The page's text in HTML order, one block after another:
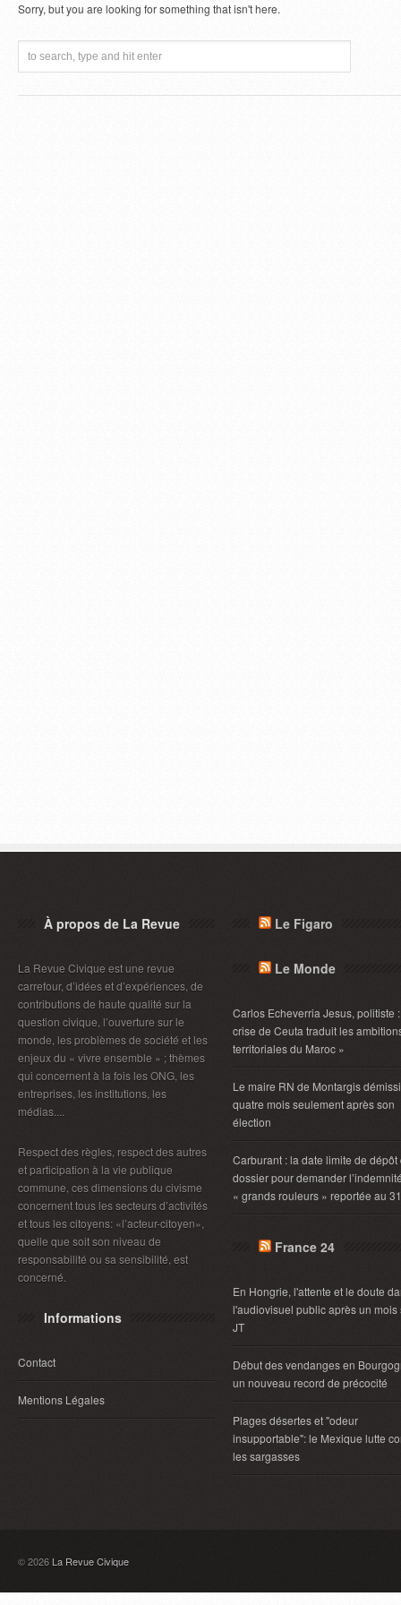
Sorry, but you are looking for something that isn't here.
À propos de La Revue
La Revue Civique est une revue
carrefour, d’idées et d’expériences, de
contributions de haute qualité sur la
question civique, l’ouverture sur le
monde, les problèmes de société et les
enjeux du « vivre ensemble » ; thèmes
qui concernent à la fois les ONG, les
entreprises, les institutions, les
médias....
Respect des règles, respect des autres
et participation à la vie publique
commune, ces dimensions du civisme
concernent tous les secteurs d’activités
et tous les citoyens: «l’acteur-citoyen»,
quelle que soit son niveau de
responsabilité ou sa sensibilité, est
concerné.
Informations
Contact
Mentions Légales
Le Figaro
Le Monde
Carlos Echeverria Jesus, politiste
crise de Ceuta traduit les
territoriales du Maroc »
Le maire RN de Montargis
quatre mois seulement après son
élection
Carburant : la date limite de dépôt
dossier pour demander
« grands rouleurs » reportée au
France 24
En Hongrie, l'attente et le doute
l'audiovisuel public après un mois
JT
Début des vendanges en
un nouveau record de précocité
Plages désertes et "odeur
insupportable": le Mexique lutte
les sargasses
© 2026 La Revue Civique